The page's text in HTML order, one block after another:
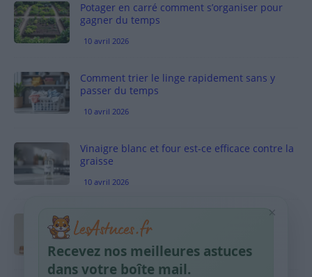
Potager en carré comment s’organiser pour
gagner du temps
10 avril 2026
Comment trier le linge rapidement sans y
passer du temps
10 avril 2026
Vinaigre blanc et four est-ce efficace contre la
graisse
10 avril 2026
Taches pigmentaires : routine simple +
habitudes qui aident
9 avril 2026
×
Recevez nos meilleures astuces
dans votre boîte mail.